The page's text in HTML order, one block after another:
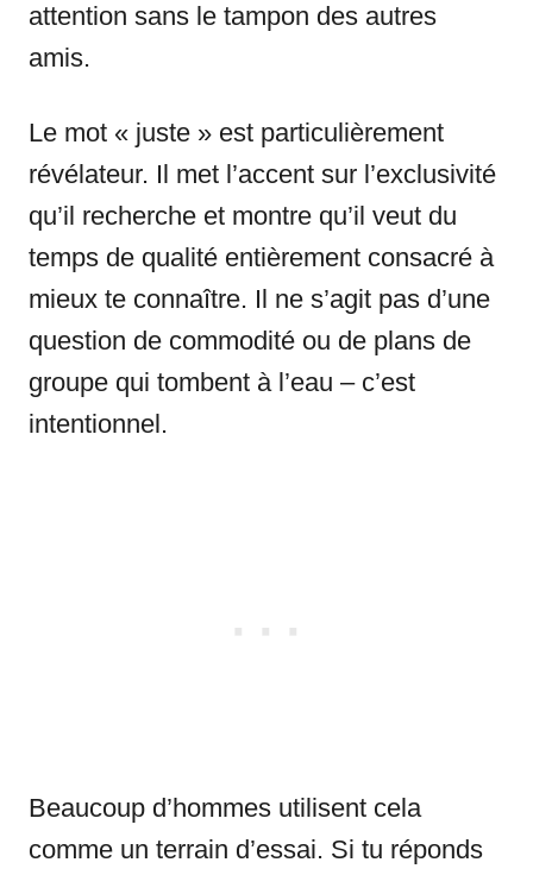
attention sans le tampon des autres
amis.
Le mot « juste » est particulièrement
révélateur. Il met l’accent sur l’exclusivité
qu’il recherche et montre qu’il veut du
temps de qualité entièrement consacré à
mieux te connaître. Il ne s’agit pas d’une
question de commodité ou de plans de
groupe qui tombent à l’eau – c’est
intentionnel.
Beaucoup d’hommes utilisent cela
comme un terrain d’essai. Si tu réponds